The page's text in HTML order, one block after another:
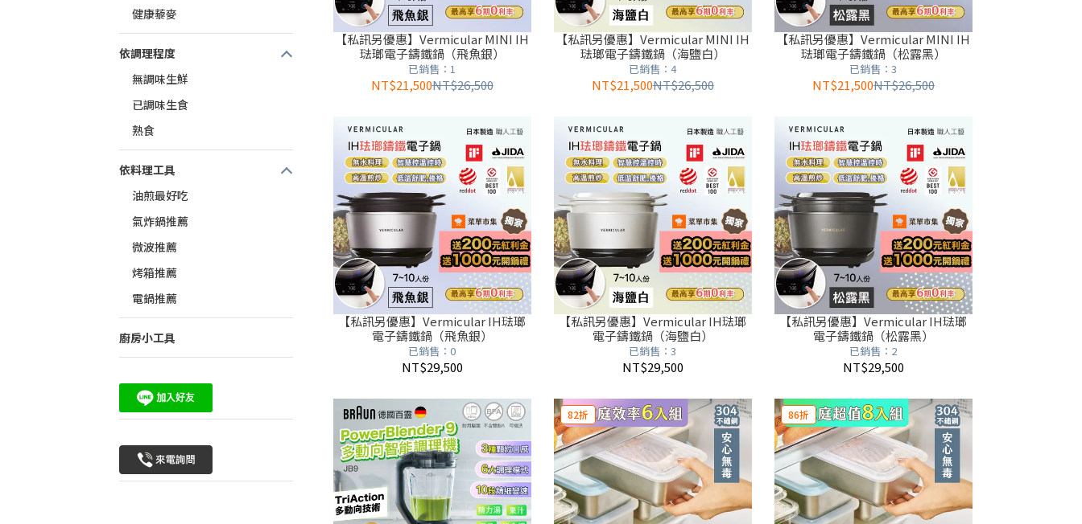
健康藜麥
依調理程度
無調味生鮮
已調味生食
熟食
依料理工具
油煎最好吃
氣炸鍋推薦
微波推薦
烤箱推薦
電鍋推薦
廚房小工具
【私訊另優惠】Vermicular MINI IH
琺瑯電子鑄鐵鍋（飛魚銀）
已銷售：1
NT$21,500NT$26,500
【私訊另優惠】Vermicular MINI IH
琺瑯電子鑄鐵鍋（海鹽白）
已銷售：4
NT$21,500NT$26,500
【私訊另優惠】Vermicular MINI IH
琺瑯電子鑄鐵鍋（松露黑）
已銷售：3
NT$21,500NT$26,500
【私訊另優惠】Vermicular IH琺瑯
電子鑄鐵鍋（飛魚銀）
已銷售：0
NT$29,500
【私訊另優惠】Vermicular IH琺瑯
電子鑄鐵鍋（海鹽白）
已銷售：3
NT$29,500
【私訊另優惠】Vermicular IH琺瑯
電子鑄鐵鍋（松露黑）
已銷售：2
NT$29,500
82折 86折